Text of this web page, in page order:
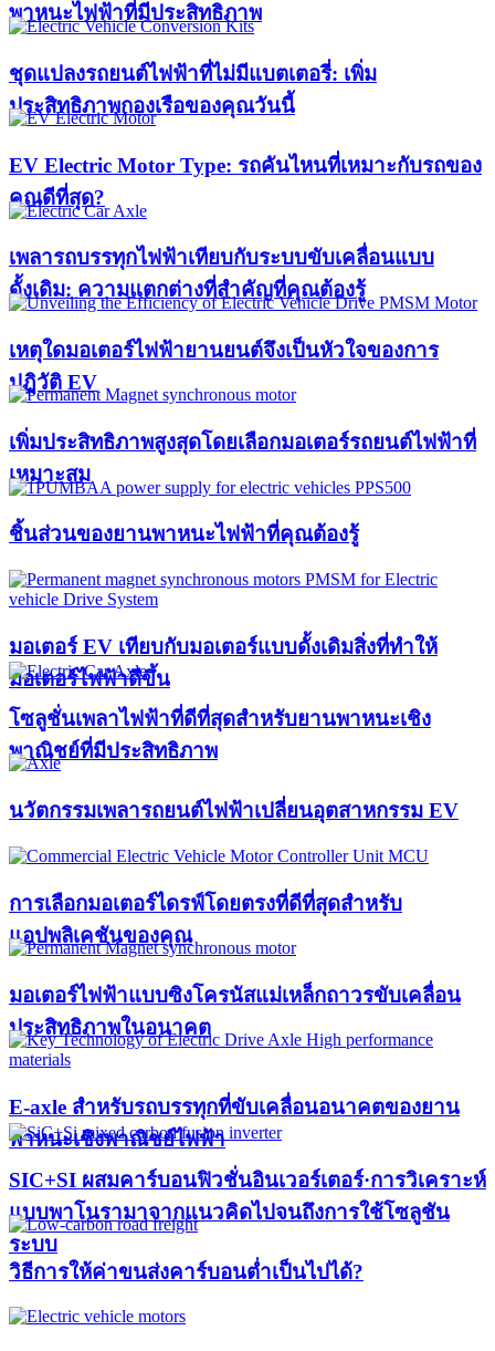
พาหนะไฟฟ้าที่มีประสิทธิภาพ
ชุดแปลงรถยนต์ไฟฟ้าที่ไม่มีแบตเตอรี่: เพิ่ม
ประสิทธิภาพกองเรือของคุณวันนี้
EV Electric Motor Type: รถคันไหนที่เหมาะกับรถของ
คุณดีที่สุด?
เพลารถบรรทุกไฟฟ้าเทียบกับระบบขับเคลื่อนแบบ
ดั้งเดิม: ความแตกต่างที่สำคัญที่คุณต้องรู้
เหตุใดมอเตอร์ไฟฟ้ายานยนต์จึงเป็นหัวใจของการ
ปฏิวัติ EV
เพิ่มประสิทธิภาพสูงสุดโดยเลือกมอเตอร์รถยนต์ไฟฟ้าที่
เหมาะสม
ชิ้นส่วนของยานพาหนะไฟฟ้าที่คุณต้องรู้
มอเตอร์ EV เทียบกับมอเตอร์แบบดั้งเดิมสิ่งที่ทำให้
มอเตอร์ไฟฟ้าดีขึ้น
โซลูชั่นเพลาไฟฟ้าที่ดีที่สุดสำหรับยานพาหนะเชิง
พาณิชย์ที่มีประสิทธิภาพ
นวัตกรรมเพลารถยนต์ไฟฟ้าเปลี่ยนอุตสาหกรรม EV
การเลือกมอเตอร์ไดรฟ์โดยตรงที่ดีที่สุดสำหรับ
แอปพลิเคชันของคุณ
มอเตอร์ไฟฟ้าแบบซิงโครนัสแม่เหล็กถาวรขับเคลื่อน
ประสิทธิภาพในอนาคต
E-axle สำหรับรถบรรทุกที่ขับเคลื่อนอนาคตของยาน
พาหนะเชิงพาณิชย์ไฟฟ้า
SIC+SI ผสมคาร์บอนฟิวชั่นอินเวอร์เตอร์·การวิเคราะห์
แบบพาโนรามาจากแนวคิดไปจนถึงการใช้โซลูชัน
ระบบ
วิธีการให้ค่าขนส่งคาร์บอนต่ำเป็นไปได้?